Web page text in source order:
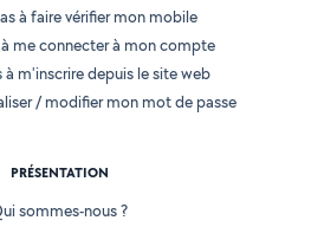
à faire vérifier mon mobile
à me connecter à mon compte
à m'inscrire depuis le site web
/ modifier mon mot de passe
PRÉSENTATION
sommes-nous ?